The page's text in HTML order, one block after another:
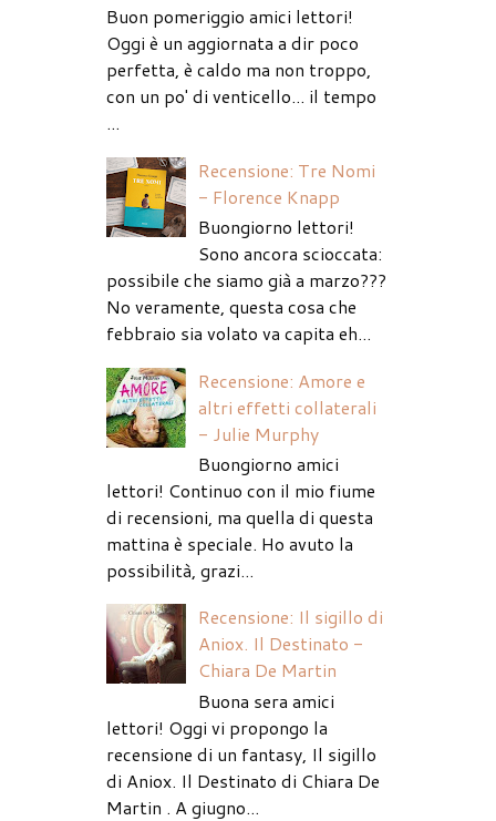
Buon pomeriggio amici lettori!
Oggi è un aggiornata a dir poco
perfetta, è caldo ma non troppo,
con un po' di venticello... il tempo
...
Recensione: Tre Nomi
- Florence Knapp
Buongiorno lettori!
Sono ancora scioccata:
possibile che siamo già a marzo???
No veramente, questa cosa che
febbraio sia volato va capita eh...
Recensione: Amore e
altri effetti collaterali
- Julie Murphy
Buongiorno amici
lettori! Continuo con il mio fiume
di recensioni, ma quella di questa
mattina è speciale. Ho avuto la
possibilità, grazi...
Recensione: Il sigillo di
Aniox. Il Destinato -
Chiara De Martin
Buona sera amici
lettori! Oggi vi propongo la
recensione di un fantasy, Il sigillo
di Aniox. Il Destinato di Chiara De
Martin . A giugno...